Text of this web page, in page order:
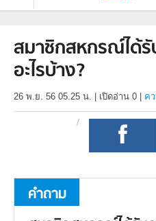
สมาชิกสหกรณ์ได้รั
อะไรบ้าง?
26 พ.ย. 56 05.25 น. เปิดอ่าน 0 ค
คำถาม